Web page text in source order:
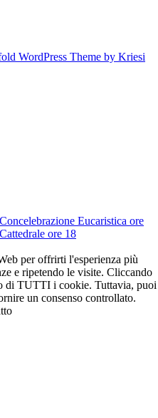
WordPress Theme by Kriesi
Eucaristica ore
ore 18
per offrirti l'esperienza più
e ripetendo le visite. Cliccando
di TUTTI i cookie. Tuttavia, puoi
un consenso controllato.